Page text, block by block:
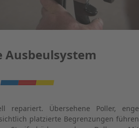
Ausbeulsystem
repariert. Übersehene Poller, enge
platzierte Begrenzungen führen